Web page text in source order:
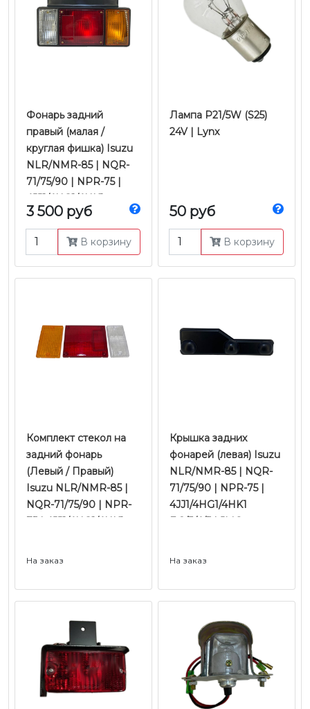
Фонарь задний
правый (малая /
круглая фишка) Isuzu
NLR/NMR-85 | NQR-
71/75/90 | NPR-75 |
4JJ1/4HG1/4HK1
Е-2/3/4/5 | Ootoko
3 500 руб
В корзину
Лампа P21/5W (S25)
24V | Lynx
50 руб
В корзину
Комплект стекол на
задний фонарь
(Левый / Правый)
Isuzu NLR/NMR-85 |
NQR-71/75/90 | NPR-
75 | 4JJ1/4HG1/4HK1
На заказ
Крышка задних
фонарей (левая) Isuzu
NLR/NMR-85 | NQR-
71/75/90 | NPR-75 |
4JJ1/4HG1/4HK1
Е-2/3/4/5 | JMC
На заказ